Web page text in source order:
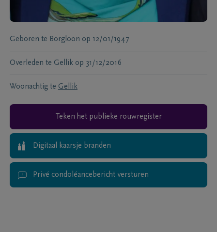
Geboren te Borgloon op 12/01/1947
Overleden te Gellik op 31/12/2016
Woonachtig te Gellik
Teken het publieke rouwregister
Digitaal kaarsje branden
Privé condoléancebericht versturen